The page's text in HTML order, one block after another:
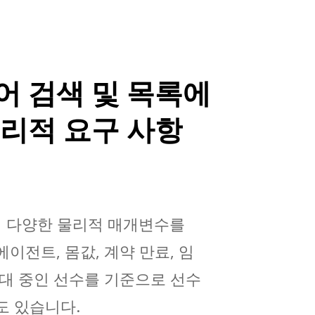
검색 및 목록에
적 요구 사항
양한 물리적 매개변수를
이전트, 몸값, 계약 만료, 임
중인 선수를 기준으로 선수
있습니다.